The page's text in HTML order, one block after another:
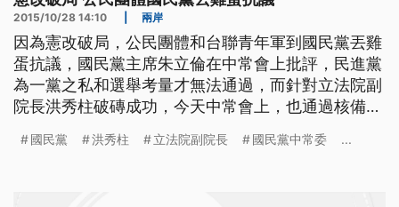
2015/10/28 14:10 兩岸
因為憲改破局，公民團體和台聯青年軍到國民黨丟雞
蛋抗議，國民黨主席朱立倫在中常會上批評，民進黨
為一黨之私和選舉考量才無法通過，而針對立法院副
院長洪秀柱破磚成功，今天中常會上，也通過核備，
民黨總統候選人。 不滿憲改破局，公民團體和台聯
國民黨 洪秀柱 立法院副院長 國民黨中常委 ...